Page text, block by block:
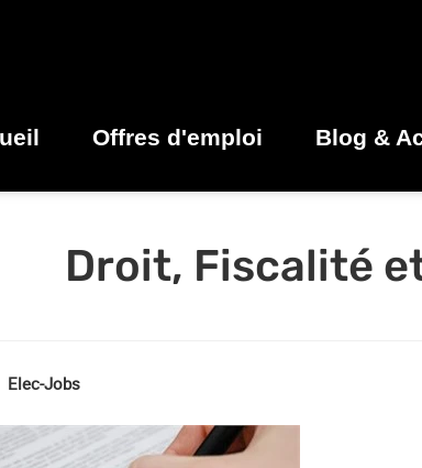
Offres d'emploi Blog &
Droit, Fiscalité
Elec-Jobs